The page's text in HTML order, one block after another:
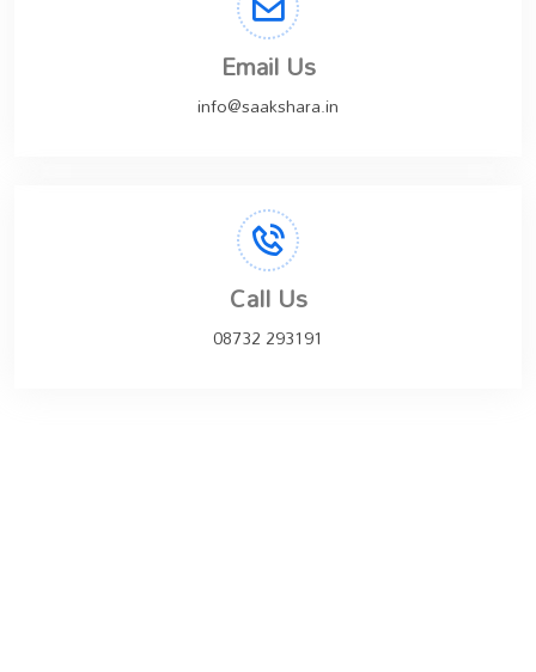
Email Us
info@saakshara.in
Call Us
08732 293191